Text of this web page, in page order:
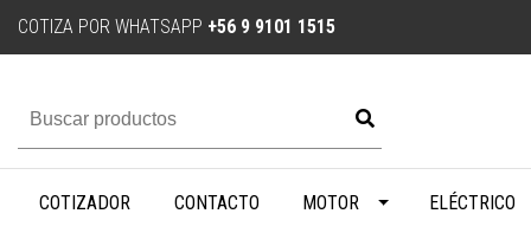
COTIZA POR WHATSAPP +56 9 9101 1515
COTIZADOR CONTACTO MOTOR ELÉCTRICO